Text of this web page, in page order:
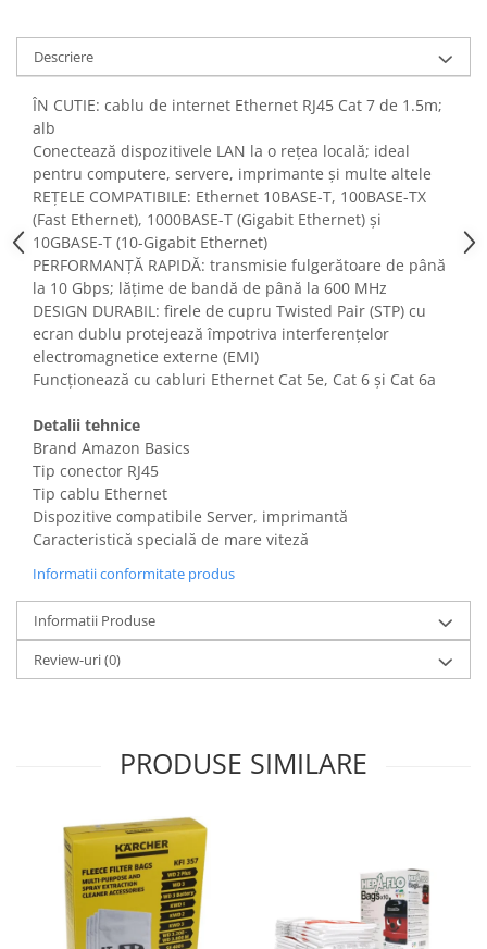
Aparate Racire Aer
Aragaze si cuptoare cu microunde
Climatizare & sisteme de incalzire
Electrocasnice pentru Bucatarie
Fiare de calcat si masini de cusut
Ingrijire Locuinta
Purificatoare de aer
Fashion
Bijuterii
Ceasuri barbatesti
Ceasuri dama
Cutii, curele si accesorii ceasuri
Genti si accesorii barbati
Genti si accesorii femei
Imbracaminte barbati
Imbracaminte femei
Imbracaminte si Incaltaminte copii
Incaltaminte barbati
Ochelari de vedere
Gaming, Carti & Birotica
Birotica & Papetarie
Accesorii aparate de ras electrice
Aparate & Accesorii ingrijire
personala
Aparate cosmetice
Articole Sanatate si Wellness
Consumabile sanitare
Descriere
ÎN CUTIE: cablu de internet Ethernet RJ45 Cat 7 de 1.5m;
alb
Conectează dispozitivele LAN la o rețea locală; ideal
pentru computere, servere, imprimante și multe altele
REȚELE COMPATIBILE: Ethernet 10BASE-T, 100BASE-TX
(Fast Ethernet), 1000BASE-T (Gigabit Ethernet) și
10GBASE-T (10-Gigabit Ethernet)
PERFORMANȚĂ RAPIDĂ: transmisie fulgerătoare de până
la 10 Gbps; lățime de bandă de până la 600 MHz
DESIGN DURABIL: firele de cupru Twisted Pair (STP) cu
ecran dublu protejează împotriva interferențelor
electromagnetice externe (EMI)
Funcționează cu cabluri Ethernet Cat 5e, Cat 6 și Cat 6a
Detalii tehnice
Brand Amazon Basics
Tip conector RJ45
Tip cablu Ethernet
Dispozitive compatibile Server, imprimantă
Caracteristică specială de mare viteză
Informatii conformitate produs
Informatii Produse
Review-uri(0)
PRODUSE SIMILARE